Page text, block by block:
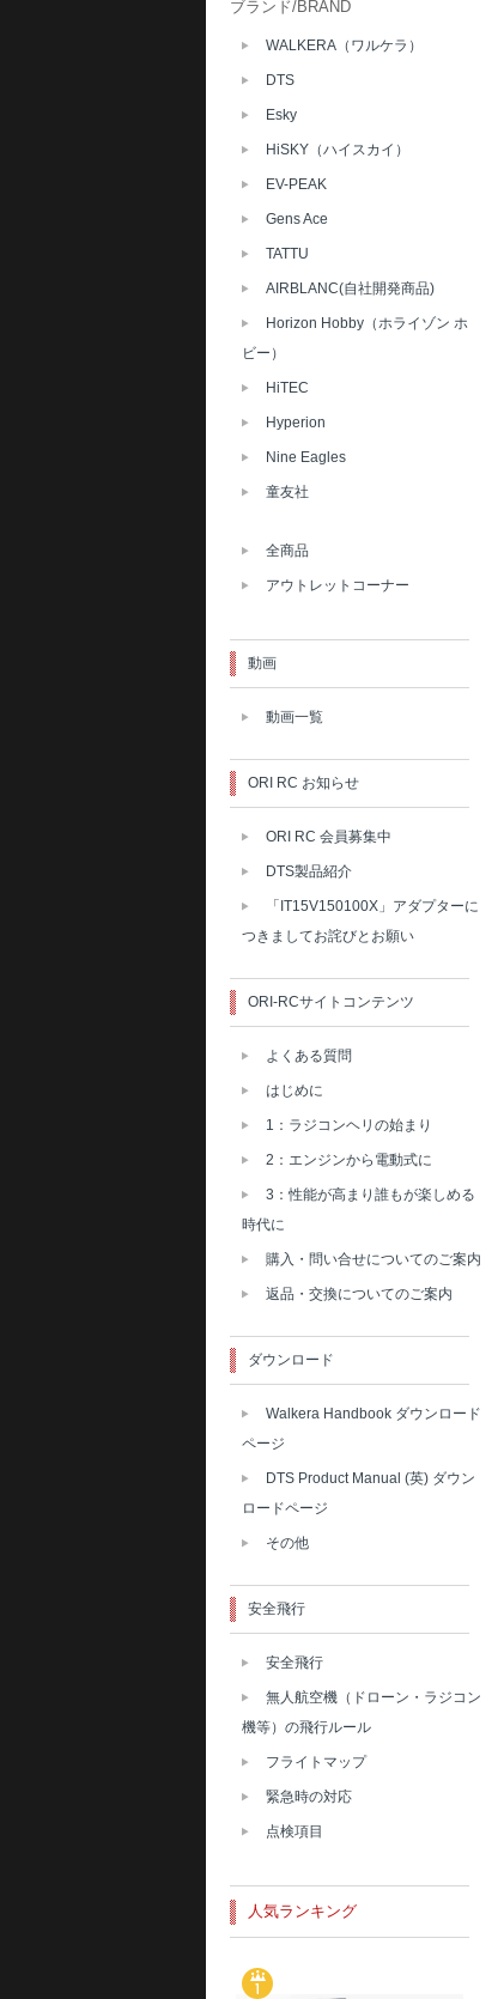
ブランド/BRAND
WALKERA（ワルケラ）
DTS
Esky
HiSKY（ハイスカイ）
EV-PEAK
Gens Ace
TATTU
AIRBLANC(自社開発商品)
Horizon Hobby（ホライゾン ホ
ビー）
HiTEC
Hyperion
Nine Eagles
童友社
全商品
アウトレットコーナー
動画
動画一覧
ORI RC お知らせ
ORI RC 会員募集中
DTS製品紹介
「IT15V150100X」アダプターに
つきましてお詫びとお願い
ORI-RCサイトコンテンツ
よくある質問
はじめに
1：ラジコンヘリの始まり
2：エンジンから電動式に
3：性能が高まり誰もが楽しめる
時代に
購入・問い合せについてのご案内
返品・交換についてのご案内
ダウンロード
Walkera Handbook ダウンロード
ページ
DTS Product Manual (英) ダウン
ロードページ
その他
安全飛行
安全飛行
無人航空機（ドローン・ラジコン
機等）の飛行ルール
フライトマップ
緊急時の対応
点検項目
人気ランキング